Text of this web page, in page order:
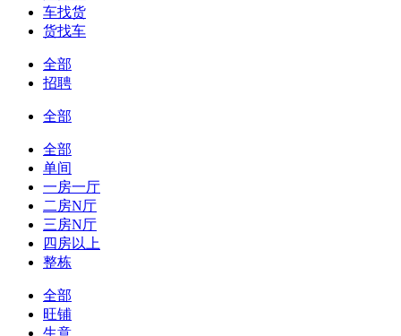
车找货
货找车
全部
招聘
全部
全部
单间
一房一厅
二房N厅
三房N厅
四房以上
整栋
全部
旺铺
生意